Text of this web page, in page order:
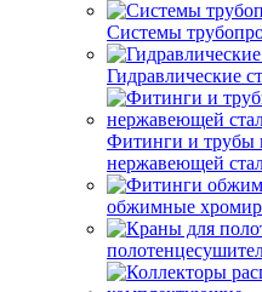
Системы
Гидравлические
Фитинги и трубы
нержавеющей
обжимные